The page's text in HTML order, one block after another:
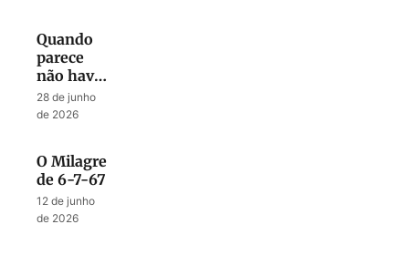
Quando
parece
não haver
mais
Esperança
28 de junho
de 2026
O Milagre
de 6-7-67
12 de junho
de 2026